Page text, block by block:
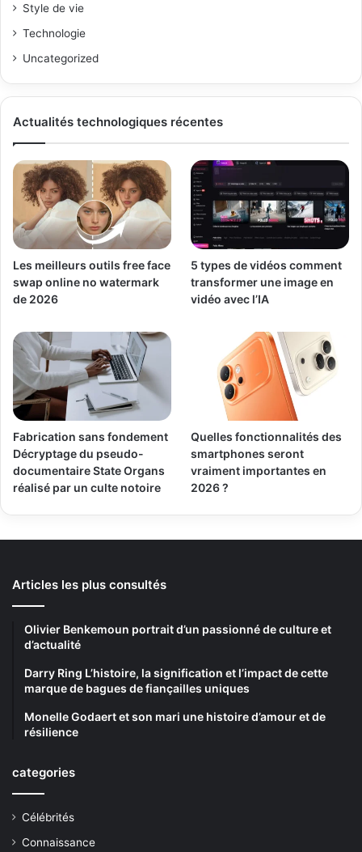
Style de vie
Technologie
Uncategorized
Actualités technologiques récentes
Les meilleurs outils free face
swap online no watermark
de 2026
5 types de vidéos comment
transformer une image en
vidéo avec l’IA
Fabrication sans fondement
Décryptage du pseudo-
documentaire State Organs
réalisé par un culte notoire
Quelles fonctionnalités des
smartphones seront
vraiment importantes en
2026 ?
Articles les plus consultés
Olivier Benkemoun portrait d’un passionné de culture et
d’actualité
Darry Ring L’histoire, la signification et l’impact de cette
marque de bagues de fiançailles uniques
Monelle Godaert et son mari une histoire d’amour et de
résilience
categories
Célébrités
Connaissance